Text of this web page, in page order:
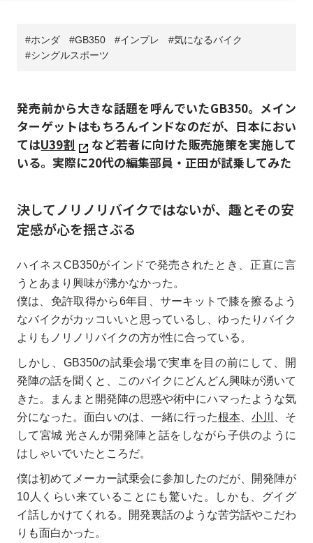
ホンダ GB350 インプレ
気になるバイク
シングルスポーツ
発売前から大きな話題を呼んでいたGB350。メイン
ターゲットはもちろんインドなのだが、日本におい
てはU39割
など若者に向けた販売施策を実施して
いる。実際に20代の編集部員・正田が試乗してみた
決してノリノリバイクではないが、趣とその安
定感が心を揺さぶる
ハイネスCB350がインドで発売されたとき、正直に言
うとあまり興味が沸かなかった。
僕は、免許取得から6年目、サーキットで膝を擦るよう
なバイクがカッコいいと思っているし、ゆったりバイク
よりもノリノリバイクの方が性に合っている。
しかし、GB350の試乗会場で実車を目の前にして、開
発陣の話を聞くと、このバイクにどんどん興味が湧いて
きた。まんまと開発陣の思惑や術中にハマったような気
分になった。面白いのは、一緒に行った根本 、小川
、そ
して宮城 光さんが開発陣と話をしながら子供のように
はしゃいでいたところだ。
僕は初めてメーカー試乗会に参加したのだが、開発陣が
10人くらい来ていることにも驚いた。しかも、グイグ
イ話しかけてくれる。開発裏話のような苦労話やこだわ
りも面白かった。